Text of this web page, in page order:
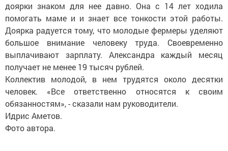
доярки знаком для нее давно. Она с 14 лет ходила
помогать маме и и знает все тонкости этой работы.
Доярка радуется тому, что молодые фермеры уделяют
большое внимание человеку труда. Своевременно
выплачивают зарплату. Александра каждый месяц
получает не менее 19 тысяч рублей.
Коллектив молодой, в нем трудятся около десятки
человек. «Все ответственно относятся к своим
обязанностям», - сказали нам руководители.
Идрис Аметов.
Фото автора.